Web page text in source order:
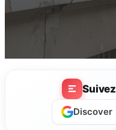
Suivez
Discover